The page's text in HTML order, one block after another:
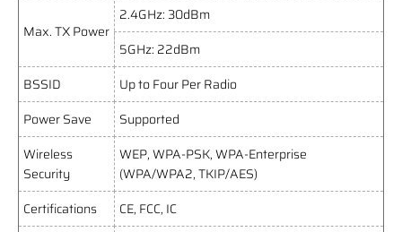
Max. TX Power
2.4GHz: 30dBm
5GHz: 22dBm
BSSID
Up to Four Per Radio
Power Save
Supported
Wireless
Security
WEP, WPA-PSK, WPA-Enterprise
(WPA/WPA2, TKIP/AES)
Certifications
CE, FCC, IC